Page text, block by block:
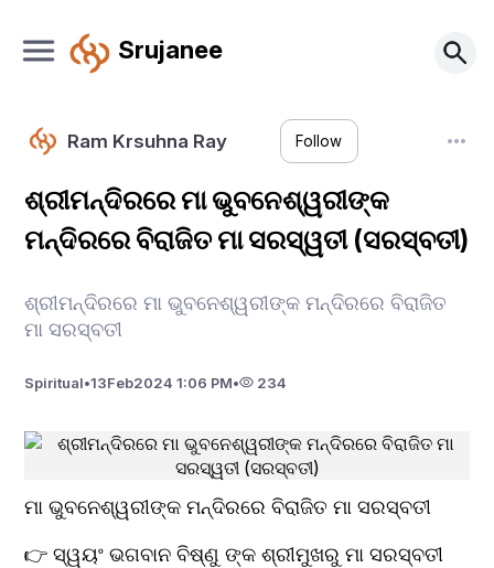
Srujanee
Ram Krsuhna Ray Follow
ଶ୍ରୀମନ୍ଦିରରେ ମା ଭୁବନେଶ୍ୱରୀଙ୍କ
ମନ୍ଦିରରେ ବିରାଜିତ ମା ସରସ୍ୱତୀ (ସରସ୍ବତୀ)
ଶ୍ରୀମନ୍ଦିରରେ ମା ଭୁବନେଶ୍ୱରୀଙ୍କ ମନ୍ଦିରରେ ବିରାଜିତ
ମା ସରସ୍ବତୀ
Spiritual•13Feb2024 1:06 PM• 234
ମା ଭୁବନେଶ୍ୱରୀଙ୍କ ମନ୍ଦିରରେ ବିରାଜିତ ମା ସରସ୍ବତୀ
👉 ସ୍ୱୟଂ ଭଗବାନ ବିଷ୍ଣୁ ଙ୍କ ଶ୍ରୀମୁଖରୁ ମା ସରସ୍ବତୀ